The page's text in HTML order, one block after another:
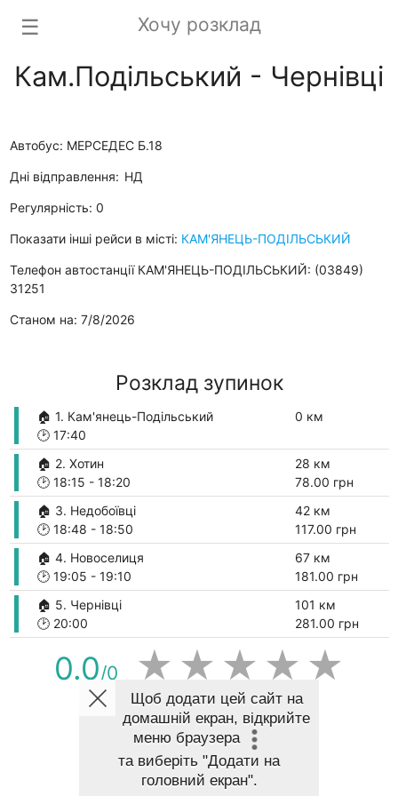
Хочу розклад
☰
Кам.Подільський - Чернівці
Автобус: МЕРСЕДЕС Б.18
Дні відправлення: НД
Регулярність: 0
Показати інші рейси в місті: КАМ'ЯНЕЦЬ-ПОДІЛЬСЬКИЙ
Телефон автостанції КАМ'ЯНЕЦЬ-ПОДІЛЬСЬКИЙ: (03849)
31251
Станом на: 7/8/2026
Розклад зупинок
🏠 1. Кам'янець-Подільський
🕑17:40
0 км
🏠 2. Хотин
🕑18:15 - 18:20
28 км
78.00 грн
🏠 3. Недобоївці
🕑18:48 - 18:50
42 км
117.00 грн
🏠 4. Новоселиця
🕑19:05 - 19:10
67 км
181.00 грн
🏠 5. Чернівці
🕑20:00
101 км
281.00 грн
0.0/0 ★ ★ ★ ★ ★
ПОКАЗАТИ МАРШРУТ НА КАРТІ
Щоб додати цей сайт на
домашній екран, відкрийте
меню браузера
та виберіть "Додати на
головний екран".